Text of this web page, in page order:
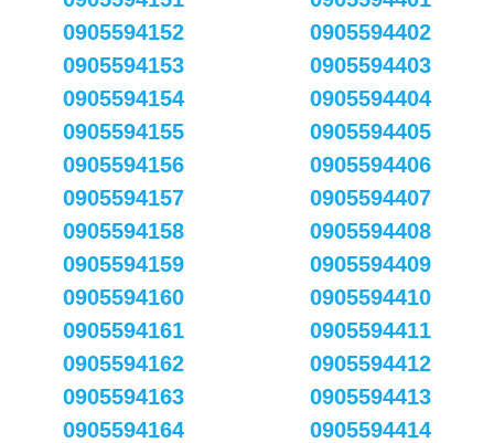
0905594152
0905594153
0905594154
0905594155
0905594156
0905594157
0905594158
0905594159
0905594160
0905594161
0905594162
0905594163
0905594164
0905594402
0905594403
0905594404
0905594405
0905594406
0905594407
0905594408
0905594409
0905594410
0905594411
0905594412
0905594413
0905594414